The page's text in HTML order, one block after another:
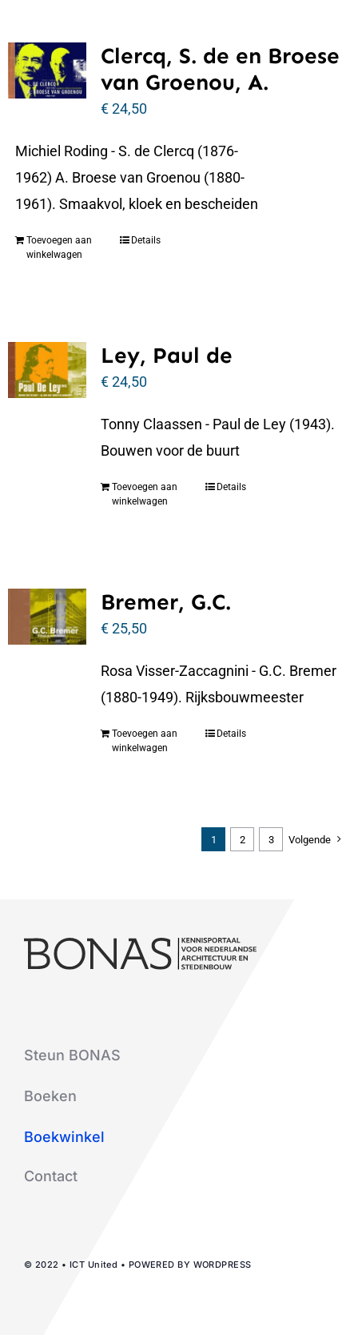
Clercq, S. de en Broese
van Groenou, A.
€24,50
Michiel Roding - S. de Clercq (1876-
1962) A. Broese van Groenou (1880-
1961). Smaakvol, kloek en bescheiden
Toevoegen aan
winkelwagen
Details
Ley, Paul de
€24,50
Tonny Claassen - Paul de Ley (1943).
Bouwen voor de buurt
Toevoegen aan
winkelwagen
Details
Bremer, G.C.
€25,50
Rosa Visser-Zaccagnini - G.C. Bremer
(1880-1949). Rijksbouwmeester
Toevoegen aan
winkelwagen
Details
1 2 3 Volgende
Steun BONAS
Boeken
Boekwinkel
Contact
© 2022 • ICT United • POWERED BY WORDPRESS